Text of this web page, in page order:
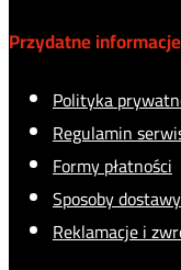
Przydatne informacje
Polityka
Regulamin
Formy płatności
Sposoby dostawy
Reklamacje i